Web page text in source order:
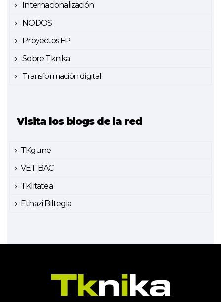
Internacionalización
NODOS
Proyectos FP
Sobre Tknika
Transformación digital
Visita los blogs de la red
TKgune
VETIBAC
TKlitatea
Ethazi Biltegia